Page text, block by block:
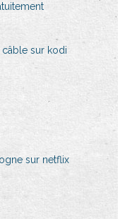
sur kodi
sur netflix